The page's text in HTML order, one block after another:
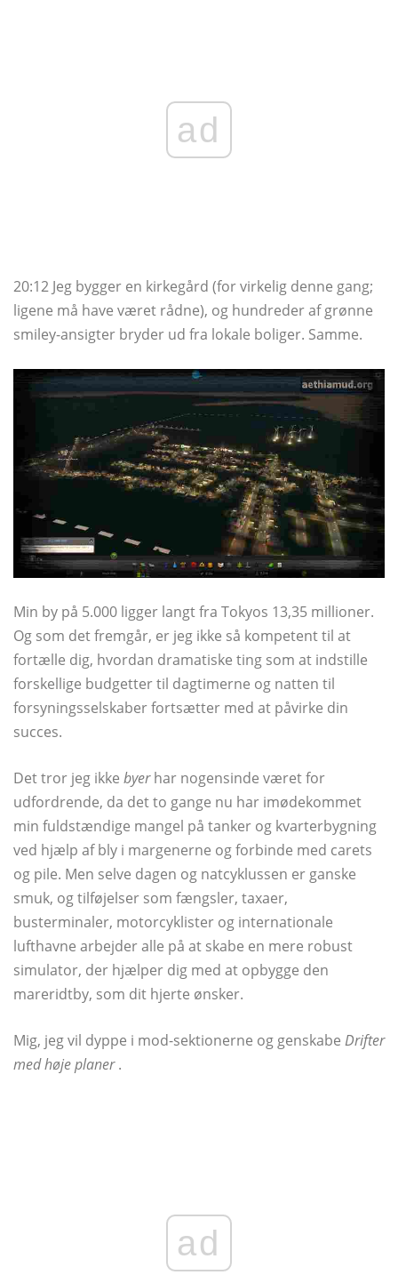
ad
20:12 Jeg bygger en kirkegård (for virkelig denne gang;
ligene må have været rådne), og hundreder af grønne
smiley-ansigter bryder ud fra lokale boliger. Samme.
Min by på 5.000 ligger langt fra Tokyos 13,35 millioner.
Og som det fremgår, er jeg ikke så kompetent til at
fortælle dig, hvordan dramatiske ting som at indstille
forskellige budgetter til dagtimerne og natten til
forsyningsselskaber fortsætter med at påvirke din
succes.
Det tror jeg ikke byerhar nogensinde været for
udfordrende, da det to gange nu har imødekommet
min fuldstændige mangel på tanker og kvarterbygning
ved hjælp af bly i margenerne og forbinde med carets
og pile. Men selve dagen og natcyklussen er ganske
smuk, og tilføjelser som fængsler, taxaer,
busterminaler, motorcyklister og internationale
lufthavne arbejder alle på at skabe en mere robust
simulator, der hjælper dig med at opbygge den
mareridtby, som dit hjerte ønsker.
Mig, jeg vil dyppe i mod-sektionerne og genskabe Drifter
med høje planer.
ad